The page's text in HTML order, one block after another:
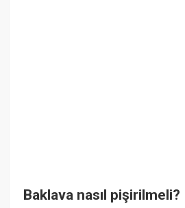
Baklava nasıl pişirilmeli?